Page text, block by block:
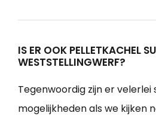
IS ER OOK PELLETKACHEL
WESTSTELLINGWERF?
Tegenwoordig zijn er velerlei
mogelijkheden als we kijken